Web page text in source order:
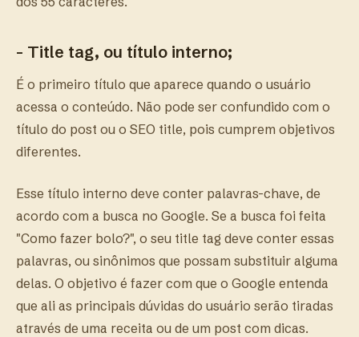
- Title tag, ou título interno;
É o primeiro título que aparece quando o usuário
acessa o conteúdo. Não pode ser confundido com o
título do post ou o SEO title, pois cumprem objetivos
diferentes.
Esse título interno deve conter palavras-chave, de
acordo com a busca no Google. Se a busca foi feita
"Como fazer bolo?", o seu title tag deve conter essas
palavras, ou sinônimos que possam substituir alguma
delas. O objetivo é fazer com que o Google entenda
que ali as principais dúvidas do usuário serão tiradas
através de uma receita ou de um post com dicas.